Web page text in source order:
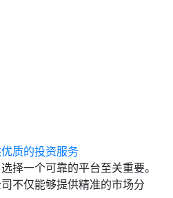
质的投资服务
择一个可靠的平台至关重要。
不仅能够提供精准的市场分